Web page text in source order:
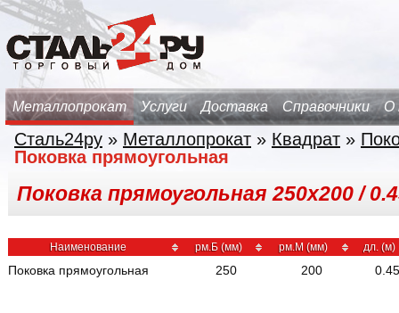
Металлопрокат Услуги Доставка Справочники О
Сталь24ру » Металлопрокат » Квадрат »
Поковка прямоугольная
Поковка прямоугольная 250х200 /
Наименование рм.Б (мм) рм.М (мм) дл. (м)
Поковка прямоугольная 250 200 0.45